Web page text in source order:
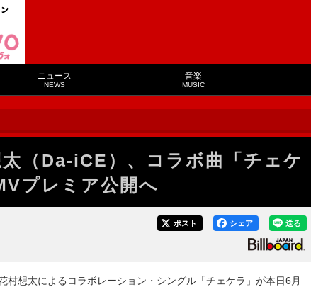
ニュース
NEWS
音楽
MUSIC
（Da-iCE）、コラボ曲「チェケ
プレミア公開へ
送る
シェア
ポスト
想太によるコラボレーション・シングル「チェケラ」が本日6月